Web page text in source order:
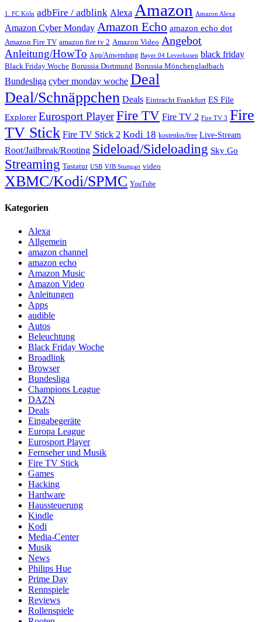
1. FC Köln adbFire / adblink Alexa Amazon Amazon Alexa
Amazon Cyber Monday Amazon Echo amazon echo dot
Amazon Fire TV amazon fire tv 2 Amazon Video Angebot
Anleitung/HowTo App/Anwendung Bayer 04 Leverkusen black friday
Black Friday Woche Borussia Dortmund Borussia Mönchengladbach
Bundesliga cyber monday woche Deal
Deal/Schnäppchen Deals Eintracht Frankfurt ES File
Explorer Eurosport PlayerFire TV Fire TV 2 Fire TV 3 Fire
TV Stick Fire TV Stick 2 Kodi 18 kostenlos/free Live-Stream
Root/Jailbreak/Rooting Sideload/Sideloading Sky Go
Streaming Tastatur USB VfB Stuttgart video
XBMC/Kodi/SPMC YouTube
Kategorien
Alexa
Allgemein
amazon channel
amazon echo
Amazon Music
Amazon Video
Anleitungen
Apps
audible
Autos
Beleuchtung
Black Friday Woche
Broadlink
Browser
Bundesliga
Champions League
DAZN
Deals
Eingabegeräte
Europa League
Eurosport Player
Fernseher und Musik
Fire TV Stick
Games
Hacking
Hardware
Haussteuerung
Kindle
Kodi
Media-Center
Musik
News
Philips Hue
Prime Day
Rennspiele
Reviews
Rollenspiele